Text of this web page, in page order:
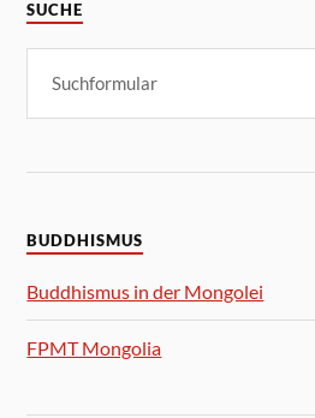
SUCHE
BUDDHISMUS
Buddhismus in der Mongolei
FPMT Mongolia